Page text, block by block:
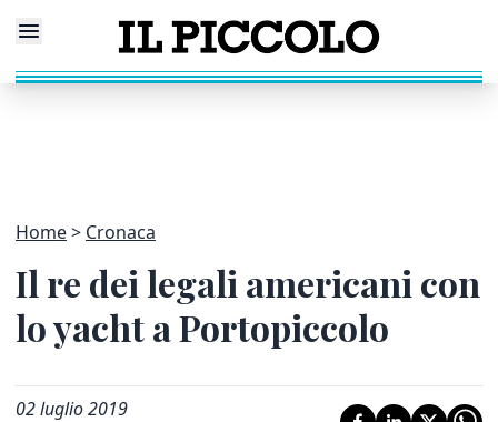
Home Cronaca
Il re dei legali americani con
lo yacht a Portopiccolo
02 luglio 2019